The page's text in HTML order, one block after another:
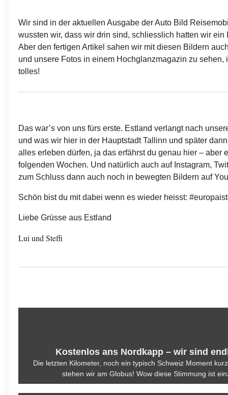
Wir sind in der aktuellen Ausgabe der Auto Bild
wussten wir, dass wir drin sind, schliesslich hatten wir ein
Aber den fertigen Artikel sahen wir mit diesen Bildern
und unsere Fotos in einem Hochglanzmagazin zu sehen,
tolles!
Das war’s von uns fürs erste. Estland verlangt nach
und was wir hier in der Hauptstadt Tallinn und später
alles erleben dürfen, ja das erfährst du genau hier – aber
folgenden Wochen. Und natürlich auch auf Instagram,
zum Schluss dann auch noch in bewegten Bildern auf
Schön bist du mit dabei wenn es wieder heisst:
Liebe Grüsse aus Estland
Lui und Steffi
Kostenlos ans Nordkapp – wir sind
Die letzten Kilometer, noch ein typisch Schweiz Moment
stehen wir am Globus! Wow diese Stimmung ist